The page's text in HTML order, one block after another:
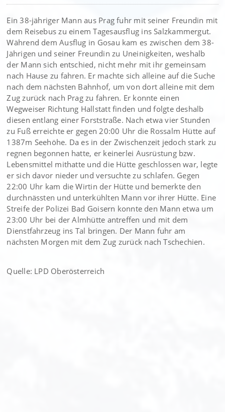
Ein 38-jähriger Mann aus Prag fuhr mit seiner Freundin mit
dem Reisebus zu einem Tagesausflug ins Salzkammergut.
Während dem Ausflug in Gosau kam es zwischen dem 38-
Jährigen und seiner Freundin zu Uneinigkeiten, weshalb
der Mann sich entschied, nicht mehr mit ihr gemeinsam
nach Hause zu fahren. Er machte sich alleine auf die Suche
nach dem nächsten Bahnhof, um von dort alleine mit dem
Zug zurück nach Prag zu fahren. Er konnte einen
Wegweiser Richtung Hallstatt finden und folgte deshalb
diesen entlang einer Forststraße. Nach etwa vier Stunden
zu Fuß erreichte er gegen 20:00 Uhr die Rossalm Hütte auf
1387m Seehöhe. Da es in der Zwischenzeit jedoch stark zu
regnen begonnen hatte, er keinerlei Ausrüstung bzw.
Lebensmittel mithatte und die Hütte geschlossen war, legte
er sich davor nieder und versuchte zu schlafen. Gegen
22:00 Uhr kam die Wirtin der Hütte und bemerkte den
durchnässten und unterkühlten Mann vor ihrer Hütte. Eine
Streife der Polizei Bad Goisern konnte den Mann etwa um
23:00 Uhr bei der Almhütte antreffen und mit dem
Dienstfahrzeug ins Tal bringen. Der Mann fuhr am
nächsten Morgen mit dem Zug zurück nach Tschechien.
Quelle: LPD Oberösterreich